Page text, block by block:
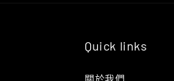
Quick links
關於我們